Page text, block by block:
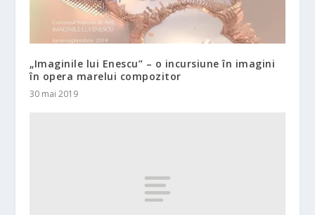
„Imaginile lui Enescu” – o incursiune în imagini
în opera marelui compozitor
30 mai 2019